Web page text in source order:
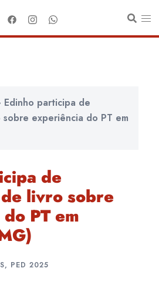
Edinho participa de
experiência do PT em
de
livro sobre
PT em
, PED 2025